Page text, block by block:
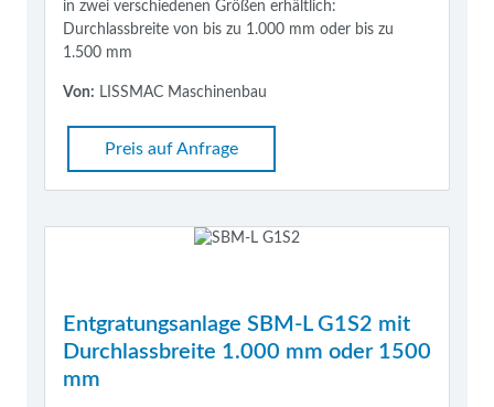
in zwei verschiedenen Größen erhältlich:
Durchlassbreite von bis zu 1.000 mm oder bis zu
1.500 mm
Von: LISSMAC Maschinenbau
Preis auf Anfrage
Entgratungsanlage SBM-L G1S2 mit
Durchlassbreite 1.000 mm oder 1500
mm